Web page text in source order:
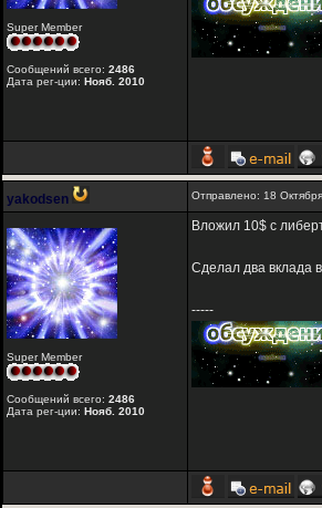
Super Member
Сообщений всего: 2486
Дата рег-ции: Нояб. 2010
yakodsen Отправлено: 18
Super Member
Сообщений всего: 2486
Дата рег-ции: Нояб. 2010
Вложил 10$ с
Сделал два вклада в
-----